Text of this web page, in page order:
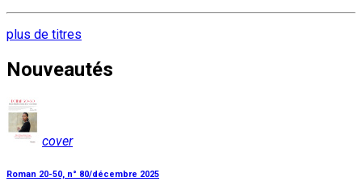
plus de titres
Nouveautés
cover
Roman 20-50, n° 80/décembre 2025